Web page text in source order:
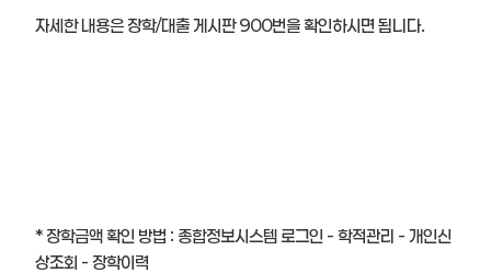
자세한 내용은 장학/대출 게시판 900번을 확인하시면 됩니다.
* 장학금액 확인 방법 : 종합정보시스템 로그인 - 학적관리 - 개인신
상조회 - 장학이력